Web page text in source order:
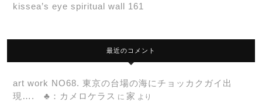
kissea’s eye spiritual wall 161
最近のコメント
art work NO68. 東京の台場の海にチョッカクガイ出
現…. ♣：カメロケラス に 家 より